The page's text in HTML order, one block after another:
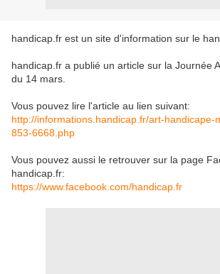
handicap.fr est un site d'information sur le
handicap.fr a publié un article sur la Journée
du 14 mars.
Vous pouvez lire l'article au lien suivant:
http://informations.handicap.fr/art-handicape-
853-6668.php
Vous pouvez aussi le retrouver sur la page
handicap.fr:
https://www.facebook.com/handicap.fr